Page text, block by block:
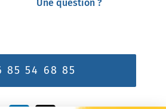
Une question ?
85 54 68 85